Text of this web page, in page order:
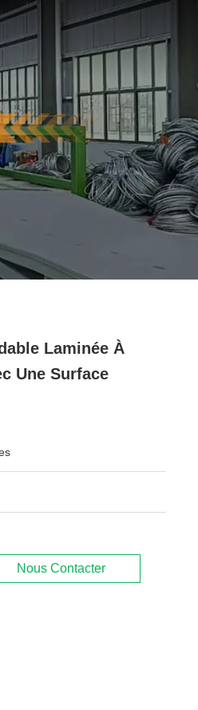
Laminée À
Une Surface
Nous Contacter